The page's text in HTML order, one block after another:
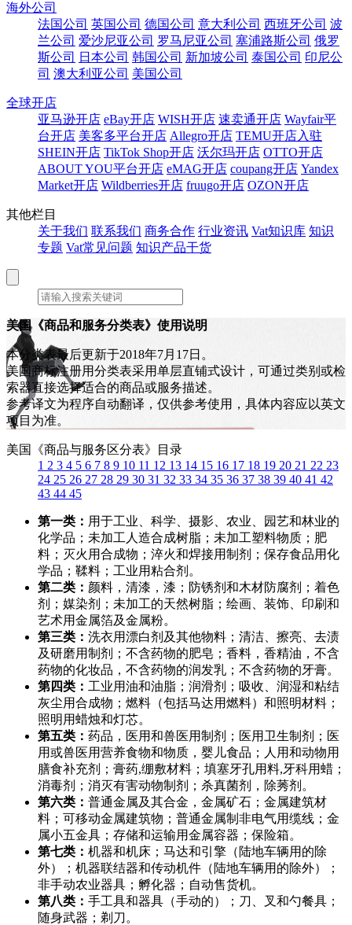
海外公司
法国公司 英国公司 德国公司 意大利公司 西班牙公司 波
兰公司 爱沙尼亚公司 罗马尼亚公司 塞浦路斯公司 俄罗
斯公司
日本公司 韩国公司 新加坡公司 泰国公司 印尼公
司 澳大利亚公司 美国公司
全球开店
亚马逊开店 eBay开店 WISH开店 速卖通开店 Wayfair平
台开店 美客多平台开店 Allegro开店 TEMU开店入驻
SHEIN开店 TikTok Shop开店 沃尔玛开店 OTTO开店
ABOUT YOU平台开店 eMAG开店 coupang开店 Yandex
Market开店 Wildberries开店 fruugo开店 OZON开店
其他栏目
关于我们 联系我们 商务合作 行业资讯 Vat知识库 知识
专题 Vat常见问题 知识产品干货
美国《商品和服务分类表》使用说明
本分类表最后更新于2018年7月17日。
美国商标注册用分类表采用单层直铺式设计，可通过类别或检
索器直接选择适合的商品或服务描述。
参考译文为程序自动翻译，仅供参考使用，具体内容应以英文
项目为准。
美国《商品与服务区分表》目录
1 2 3 4 5 6 7 8 9 10 11 12 13 14 15 16 17 18 19 20 21 22 23
24 25 26 27 28 29 30 31 32 33 34 35 36 37 38 39 40 41 42
43 44 45
第一类： 用于工业、科学、摄影、农业、园艺和林业的
化学品；未加工人造合成树脂；未加工塑料物质；肥
料；灭火用合成物；淬火和焊接用制剂；保存食品用化
学品；鞣料；工业用粘合剂。
第二类： 颜料，清漆，漆；防锈剂和木材防腐剂；着色
剂；媒染剂；未加工的天然树脂；绘画、装饰、印刷和
艺术用金属箔及金属粉。
第三类： 洗衣用漂白剂及其他物料；清洁、擦亮、去渍
及研磨用制剂；不含药物的肥皂；香料，香精油，不含
药物的化妆品，不含药物的润发乳；不含药物的牙膏。
第四类： 工业用油和油脂；润滑剂；吸收、润湿和粘结
灰尘用合成物；燃料（包括马达用燃料）和照明材料；
照明用蜡烛和灯芯。
第五类： 药品，医用和兽医用制剂；医用卫生制剂；医
用或兽医用营养食物和物质，婴儿食品；人用和动物用
膳食补充剂；膏药,绷敷材料；填塞牙孔用料,牙科用蜡；
消毒剂；消灭有害动物制剂；杀真菌剂，除莠剂。
第六类： 普通金属及其合金，金属矿石；金属建筑材
料；可移动金属建筑物；普通金属制非电气用缆线；金
属小五金具；存储和运输用金属容器；保险箱。
第七类： 机器和机床；马达和引擎（陆地车辆用的除
外）；机器联结器和传动机件（陆地车辆用的除外）；
非手动农业器具；孵化器；自动售货机。
第八类： 手工具和器具（手动的）；刀、叉和勺餐具；
随身武器；剃刀。